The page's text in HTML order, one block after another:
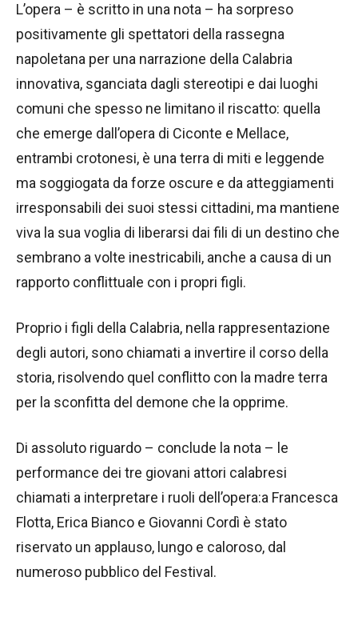
L’opera – è scritto in una nota – ha sorpreso
positivamente gli spettatori della rassegna
napoletana per una narrazione della Calabria
innovativa, sganciata dagli stereotipi e dai luoghi
comuni che spesso ne limitano il riscatto: quella
che emerge dall’opera di Ciconte e Mellace,
entrambi crotonesi, è una terra di miti e leggende
ma soggiogata da forze oscure e da atteggiamenti
irresponsabili dei suoi stessi cittadini, ma mantiene
viva la sua voglia di liberarsi dai fili di un destino che
sembrano a volte inestricabili, anche a causa di un
rapporto conflittuale con i propri figli.
Proprio i figli della Calabria, nella rappresentazione
degli autori, sono chiamati a invertire il corso della
storia, risolvendo quel conflitto con la madre terra
per la sconfitta del demone che la opprime.
Di assoluto riguardo – conclude la nota – le
performance dei tre giovani attori calabresi
chiamati a interpretare i ruoli dell’opera:a Francesca
Flotta, Erica Bianco e Giovanni Cordì è stato
riservato un applauso, lungo e caloroso, dal
numeroso pubblico del Festival.